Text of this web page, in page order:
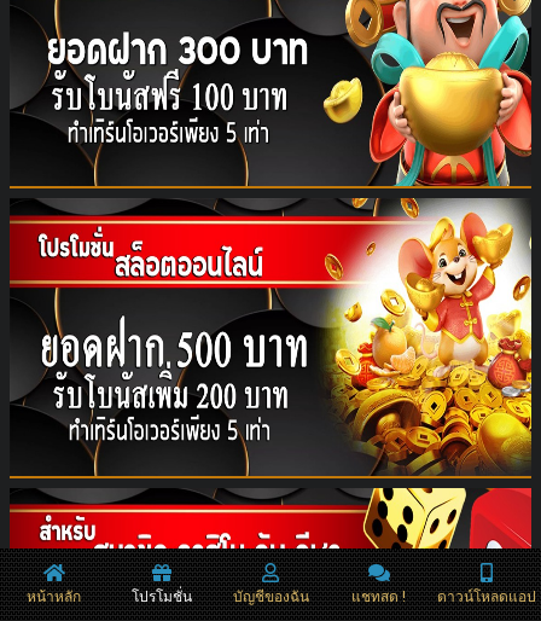
หน้าหลัก โปรโมชั่น บัญชีของฉัน แชทสด ! ดาวน์โหลดแอป